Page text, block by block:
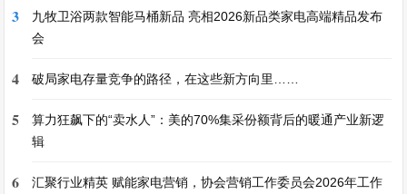
3
九牧卫浴两款智能马桶新品 亮相2026新品类家电高端精品发布
会
4 破局家电存量竞争的路径，在这些新方向里……
5
算力狂飙下的“卖水人”：美的70%集采份额背后的暖通产业新逻
辑
6
汇聚行业精英 赋能家电营销，协会营销工作委员会2026年工作